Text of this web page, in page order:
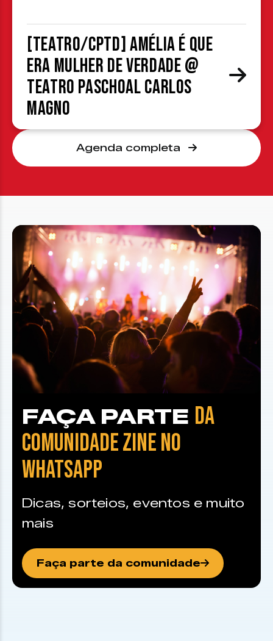
[TEATRO/CPTD] Amélia é que
era mulher de verdade @
Teatro Paschoal Carlos
Magno
Agenda completa
FAÇA PARTE DA
COMUNIDADE ZINE NO
WHATSAPP
Dicas, sorteios, eventos e muito
mais
Faça parte da comunidade